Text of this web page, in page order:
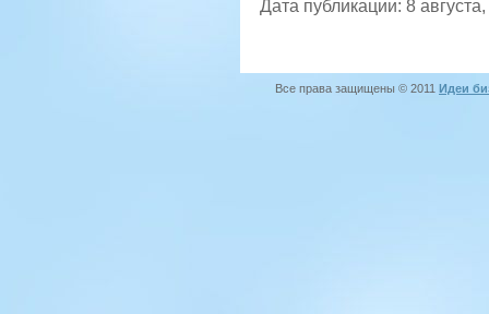
Дата публикации: 8
Все права защищены © 2011 Идеи